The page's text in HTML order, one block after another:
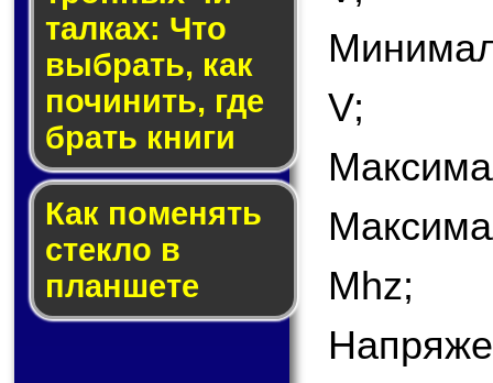
тал­ках: Что
выб­рать, как
по­чи­нить, где
брать кни­ги
Как по­ме­нять
стек­ло в
планшете
V;
Mhz;